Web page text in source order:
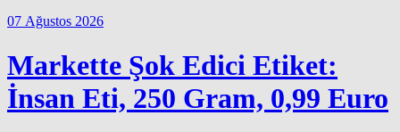
07 Ağustos 2026
Markette Şok Edici Etiket:
İnsan Eti, 250 Gram, 0,99 Euro